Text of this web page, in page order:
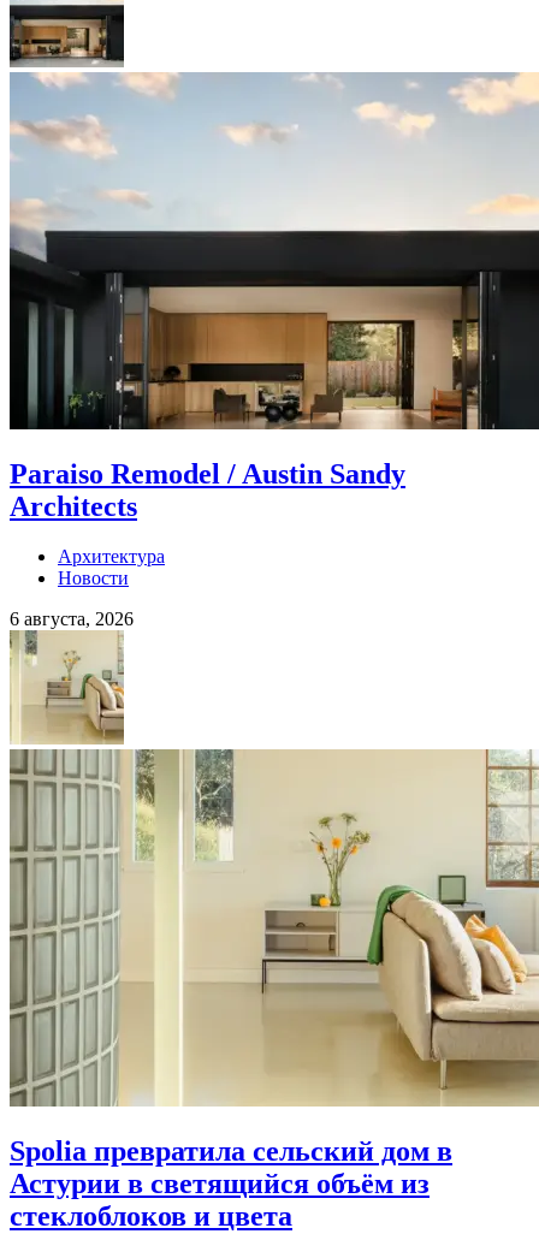
Paraiso Remodel / Austin Sandy
Architects
Архитектура
Новости
6 августа, 2026
Spolia превратила сельский дом в
Астурии в светящийся объём из
стеклоблоков и цвета